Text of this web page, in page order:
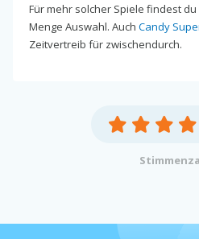
Für mehr solcher Spiele findest
Menge Auswahl. Auch Candy
Zeitvertreib für zwischendurch.